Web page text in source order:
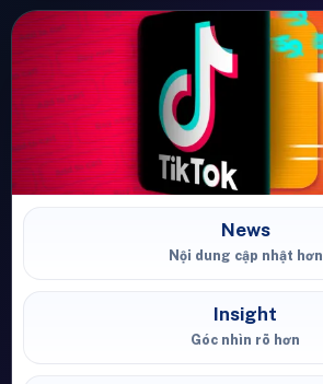
News
Nội dung cập nhật hơn
Insight
Góc nhìn rõ hơn